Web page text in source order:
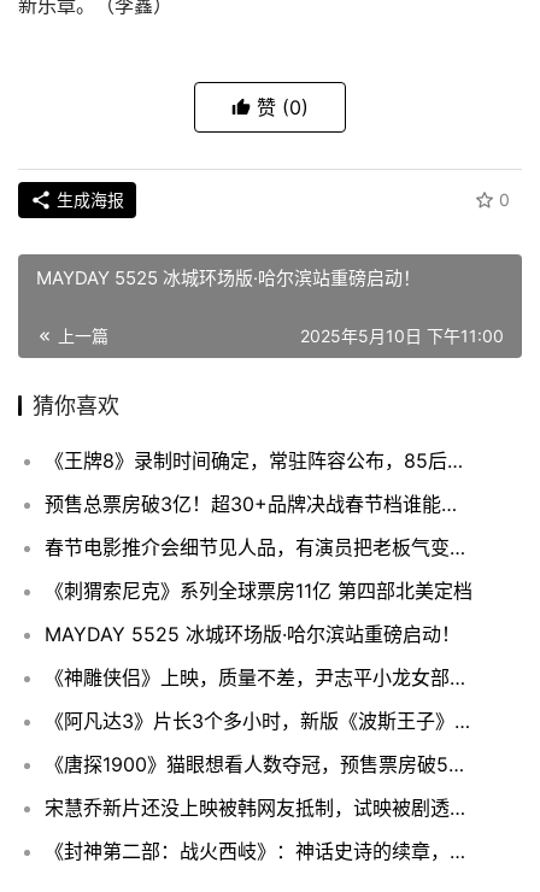
新乐章。（李鑫）
赞 (0)
生成海报 0
MAYDAY 5525 冰城环场版·哈尔滨站重磅启动！
上一篇 2025年5月10日 下午11:00
猜你喜欢
《王牌8》录制时间确定，常驻阵容公布，85后人气花旦替代贾玲！
预售总票房破3亿！超30+品牌决战春节档谁能笑到最后？
春节电影推介会细节见人品，有演员把老板气变脸，肖战的动作很暖心
《刺猬索尼克》系列全球票房11亿 第四部北美定档
MAYDAY 5525 冰城环场版·哈尔滨站重磅启动！
《神雕侠侣》上映，质量不差，尹志平小龙女部分，拍摄干净，不脏
《阿凡达3》片长3个多小时，新版《波斯王子》传闻筹备
《唐探1900》猫眼想看人数夺冠，预售票房破5000万，爆笑来袭
宋慧乔新片还没上映被韩网友抵制，试映被剧透，情节离谱令人生厌
《封神第二部：战火西岐》：神话史诗的续章，再现传统文化之美